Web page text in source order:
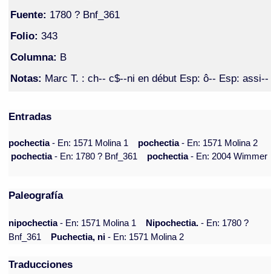
Fuente: 1780 ? Bnf_361
Folio: 343
Columna: B
Notas: Marc T. : ch-- c$--ni en début Esp: ô-- Esp: assi--
Entradas
pochectia- En: 1571 Molina 1 pochectia- En: 1571 Molina 2
pochectia- En: 1780 ? Bnf_361 pochectia- En: 2004 Wimmer
Paleografía
nipochectia- En: 1571 Molina 1 Nipochectia. - En: 1780 ?
Bnf_361
Puchectia, ni - En: 1571 Molina 2
Traducciones